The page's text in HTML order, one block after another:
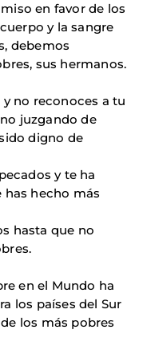
en favor de los
y la sangre
debemos
sus hermanos.
no reconoces a tu
juzgando de
digno de
y te ha
has hecho más
hasta que no
en el Mundo ha
los países del Sur
los más pobres